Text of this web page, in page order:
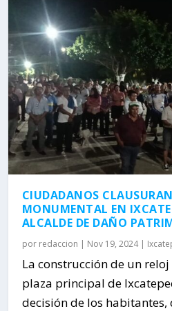
CIUDADANOS
MONUMENTAL EN
ALCALDE DE DAÑO
por redaccion | Nov 19, 2024|
La construcción de un
plaza principal de
decisión de los